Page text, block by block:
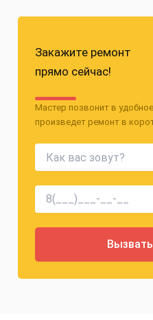
Закажите ремонт
прямо сейчас!
Мастер позвонит в
произведет ремонт в